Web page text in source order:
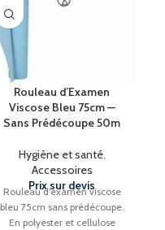
Rouleau d’Examen
Viscose Bleu 75cm —
Sans Prédécoupe 50m
Hygiène et santé,
Accessoires
Prix sur devis
Rouleau d'examen viscose
bleu 75cm sans prédécoupe.
En polyester et cellulose